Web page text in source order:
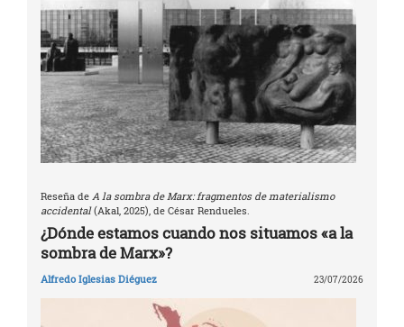
Reseña de A la sombra de Marx: fragmentos de materialismo
accidental(Akal, 2025), de César Rendueles.
¿Dónde estamos cuando nos situamos «a la
sombra de Marx»?
Alfredo Iglesias Diéguez 23/07/2026